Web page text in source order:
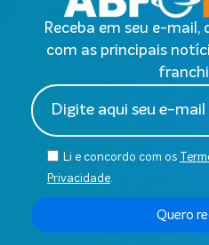
Receba em seu e-mail,
com as principais
Li e concordo com os
Privacidade.
Quero